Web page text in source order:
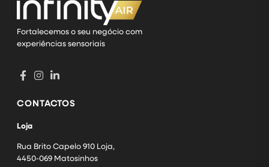
Fortalecemos o seu negócio com
experiências sensoriais
CONTACTOS
Loja
Rua Brito Capelo 910 Loja,
4450-069 Matosinhos